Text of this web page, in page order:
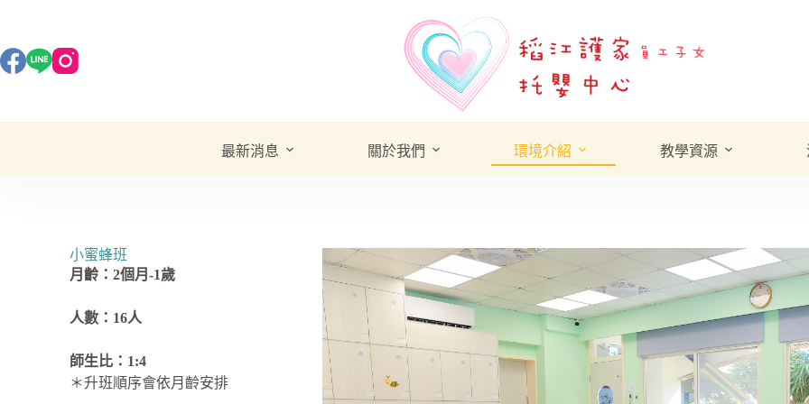
最新消息 關於我們 環境介紹 教學資源
小蜜蜂班
月齡：2個月-1歲
人數：16人
師生比：1:4
＊升班順序會依月齡安排